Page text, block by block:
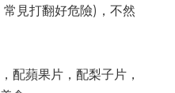
見打翻好危險)，不然
配蘋果片，配梨子片，